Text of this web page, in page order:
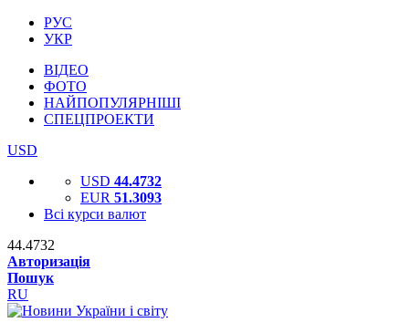
РУС
УКР
ВІДЕО
ФОТО
НАЙПОПУЛЯРНІШІ
СПЕЦПРОЕКТИ
USD
USD 44.4732
EUR 51.3093
Всі курси валют
44.4732
Авторизація
Пошук
RU